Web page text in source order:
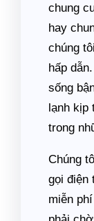
chung
hay
chúng
hấp
sống
lạnh kịp
trong
Chúng
gọi điện
miễn